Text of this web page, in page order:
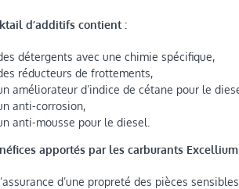
d’additifs contient :
détergents avec une chimie spécifique,
réducteurs de frottements,
améliorateur d’indice de cétane pour le
anti-corrosion,
anti-mousse pour le diesel.
apportés par les carburants
d’une propreté des pièces